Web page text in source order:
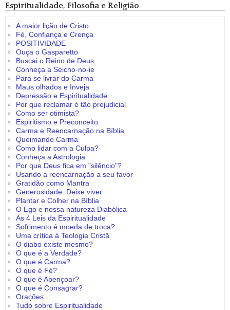
Espiritualidade, Filosofia e Religião
A maior lição de Cristo
Fé, Confiança e Crença
POSITIVIDADE
Ouça o Gasparetto
Buscai o Reino de Deus
Conheça a Seicho-no-ie
Para se livrar do Carma
Maus olhados e Inveja
Depressão e Espiritualidade
Por que reclamar é tão prejudicial
Como ser otimista?
Espiritismo e Preconceito
Carma e Reencarnação na Bíblia
Queimando Carma
Como lidar com a Culpa?
Conheça a Astrologia
Por que Deus fica em "silêncio"?
Usando a reencarnação a seu favor
Gratidão como Mantra
Generosidade: Deixe viver
Plantar e Colher na Bíblia
O Ego e nossa natureza Diabólica
As 4 Leis da Espiritualidade
Sofrimento é moeda de troca?
Uma crítica à Teologia Cristã
O diabo existe mesmo?
O que é a Verdade?
O que é Carma?
O que é Fé?
O que é Abençoar?
O que é Consagrar?
Orações
Tudo sobre Espiritualidade